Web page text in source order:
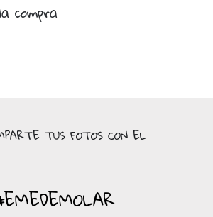
compra
TUS FOTOS CON EL